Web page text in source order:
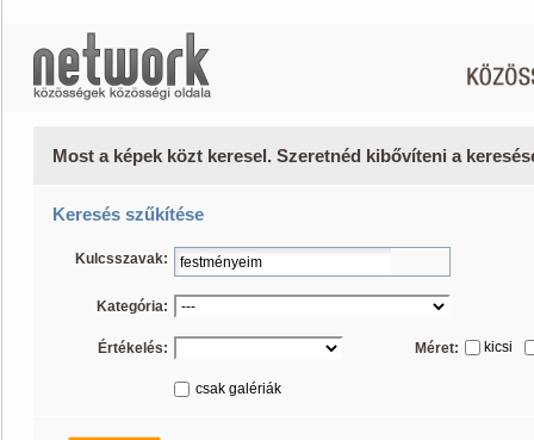
Most a képek közt keresel. Szeretnéd kibővíteni a
Keresés szűkítése
Kulcsszavak:
Kategória:
Értékelés: Méret: kicsi
csak galériák